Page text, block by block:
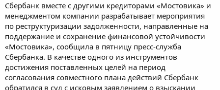
Сбербанк вместе с другими кредиторами «Мостовика» и
менеджментом компании разрабатывает мероприятия
по реструктуризации задолженности, направленные на
поддержание и сохранение финансовой устойчивости
«Мостовика», сообщила в пятницу пресс-служба
Сбербанка. В качестве одного из инструментов
достижения поставленных целей на период
согласования совместного плана действий Сбербанк
обратился в суд с исковым заявлением о взыскании